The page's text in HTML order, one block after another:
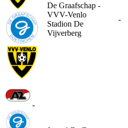
De Graafschap -
VVV-Venlo
Stadion De
Vijverberg
-
-